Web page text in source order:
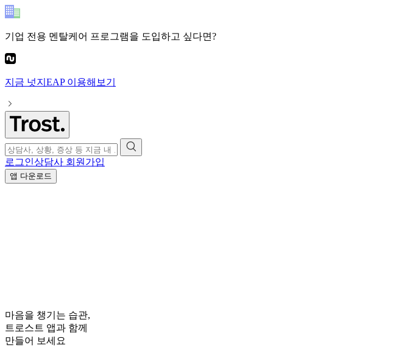
기업 전용 멘탈케어 프로그램을 도입하고 싶다면?
지금 넛지EAP이용해보기
로그인상담사 회원가입
앱 다운로드
마음을 챙기는 습관,
트로스트 앱과 함께
만들어 보세요